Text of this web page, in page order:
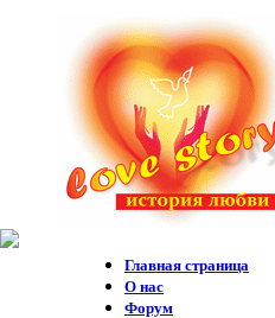
Главная страница
О нас
Форум